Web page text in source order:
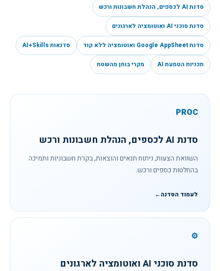
סדנת AI לכספים, הנהלת חשבונות ורכש
סדנת סוכני AI ואוטומציה לארגונים
סדנת Google AppSheet ואוטומציה ללא קוד סדנאות AI+Skills
תכניות הטמעת AI מקרי בוחן מהשטח
PROC
סדנת AI לכספים, הנהלת חשבונות ורכש
השוואת הצעות, ניתוח תנאים והוצאות, בקרת חשבוניות ותמיכה
בהחלטות כספים ורכש.
לעמוד הסדנה←
⚙
סדנת סוכני AI ואוטומציה לארגונים